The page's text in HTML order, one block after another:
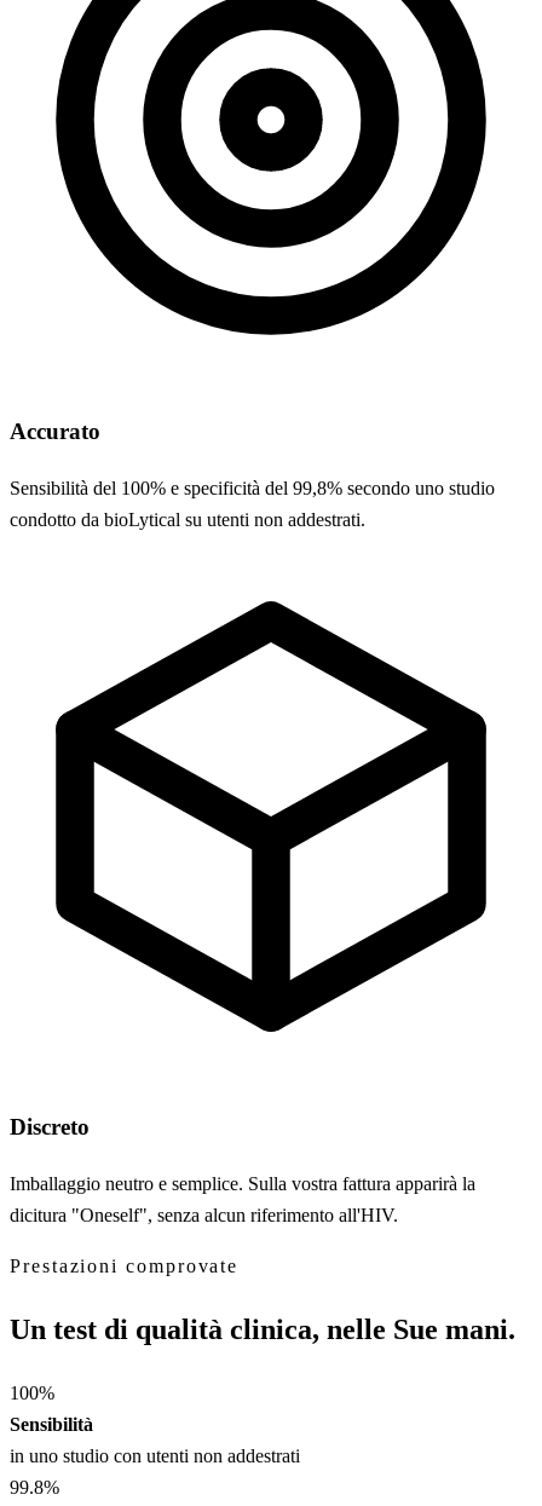
Accurato
Sensibilità del 100% e specificità del 99,8% secondo uno studio
condotto da bioLytical su utenti non addestrati.
Discreto
Imballaggio neutro e semplice. Sulla vostra fattura apparirà la
dicitura "Oneself", senza alcun riferimento all'HIV.
Prestazioni comprovate
Un test di qualità clinica, nelle Sue mani.
100%
Sensibilità
in uno studio con utenti non addestrati
99.8%